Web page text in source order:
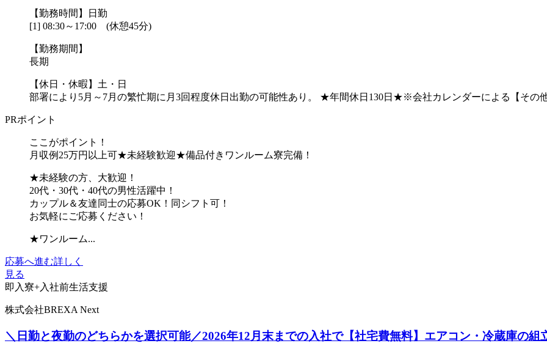
【勤務時間】日勤
[1] 08:30～17:00 (休憩45分)
【勤務期間】
長期
【休日・休暇】土・日
部署により5月～7月の繁忙期に月3回程度休日出勤の可能性あり。 ★年間休日130日★※会社カレンダーによる【その
PRポイント
ここがポイント！
月収例25万円以上可★未経験歓迎★備品付きワンルーム寮完備！
★未経験の方、大歓迎！
20代・30代・40代の男性活躍中！
カップル＆友達同士の応募OK！同シフト可！
お気軽にご応募ください！
★ワンルーム...
応募へ進む詳しく
見る
即入寮+入社前生活支援
株式会社BREXA Next
＼日勤と夜勤のどちらかを選択可能／2026年12月末までの入社で【社宅費無料】エアコン・冷蔵庫の組